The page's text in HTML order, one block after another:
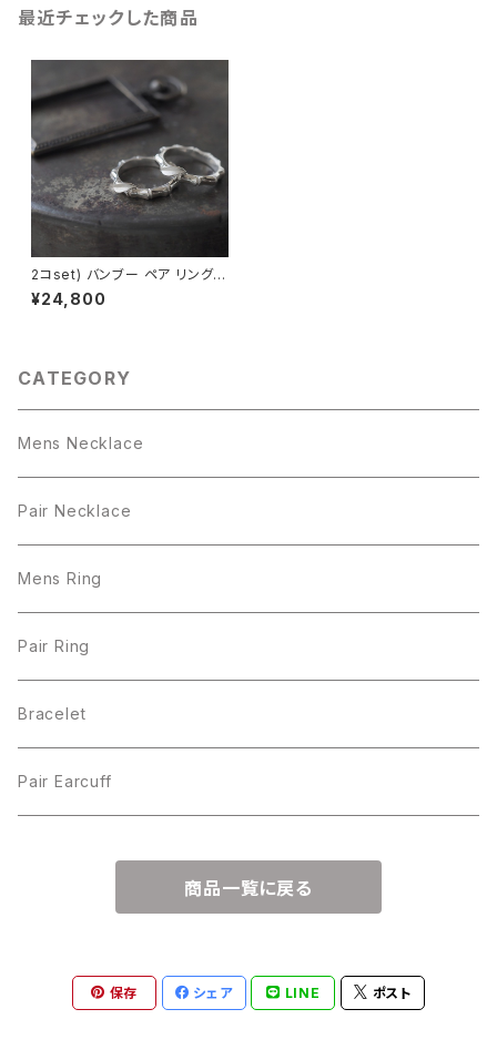
最近チェックした商品
2コset) バンブー ペア リング
シルバー925
¥24,800
CATEGORY
Mens Necklace
Pair Necklace
Mens Ring
Pair Ring
Bracelet
Pair Earcuff
商品一覧に戻る
保存 シェア LINE ポスト